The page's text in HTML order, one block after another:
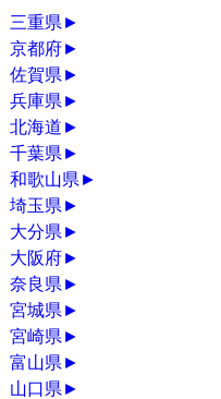
三重県 ►
京都府►
佐賀県 ►
兵庫県 ►
北海道 ►
千葉県 ►
和歌山県 ►
埼玉県 ►
大分県 ►
大阪府►
奈良県 ►
宮城県 ►
宮崎県 ►
富山県 ►
山口県 ►